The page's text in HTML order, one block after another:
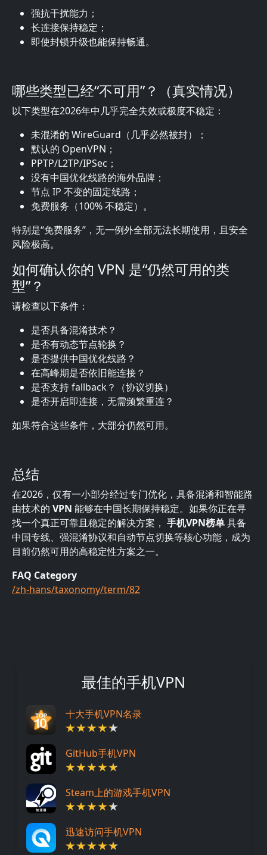
最佳的手机VPN
十大手机VPN名录
GitHub手机VPN
Steam上的游戏手机VPN
迅速访问手机VPN
强抗干扰能力；
长连接保持稳定；
即使封锁升级也能保持畅通。
哪些类型已经“不可用”？（真实情况）
以下类型在2026年中几乎完全失效或极度不稳定：
未混淆的 WireGuard（几乎必然被封）；
默认的 OpenVPN；
PPTP/L2TP/IPSec；
没有中国优化线路的海外品牌；
节点 IP 不变的固定线路；
免费服务（100% 不稳定）。
特别是“免费服务”，无一例外全部无法长期使用，且安全
风险极高。
如何确认你的 VPN 是“仍然可用的类
型”？
请检查以下条件：
是否具备混淆技术？
是否有动态节点轮换？
是否提供中国优化线路？
在高峰期是否依旧能连接？
是否支持 fallback？（协议切换）
是否开启即连接，无需频繁重连？
如果符合这些条件，大部分仍然可用。
总结
在2026，仅有一小部分经过专门优化，具备混淆和智能路
由技术的 VPN 能够在中国长期保持稳定。如果你正在寻
找一个真正可靠且稳定的解决方案， 手机VPN榜单具备
中国专线、强混淆协议和自动节点切换等核心功能，成为
目前仍然可用的高稳定性方案之一。
FAQ Category
/zh-hans/taxonomy/term/82